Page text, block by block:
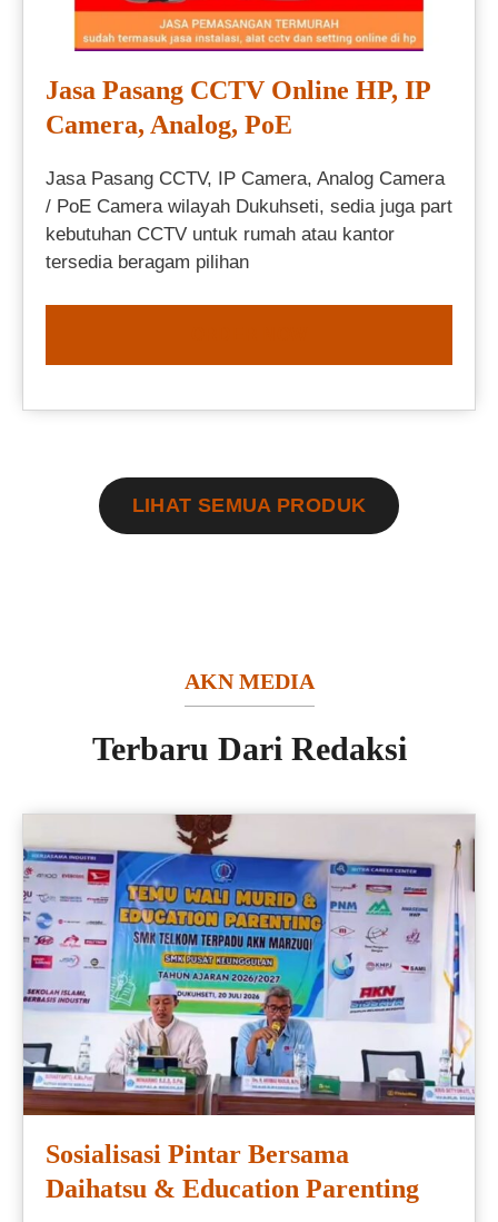
Jasa Pasang CCTV Online HP, IP
Camera, Analog, PoE
Jasa Pasang CCTV, IP Camera, Analog Camera
/ PoE Camera wilayah Dukuhseti, sedia juga part
kebutuhan CCTV untuk rumah atau kantor
tersedia beragam pilihan
LIHAT SEMUA PRODUK
AKN MEDIA
Terbaru Dari Redaksi
Sosialisasi Pintar Bersama
Daihatsu & Education Parenting